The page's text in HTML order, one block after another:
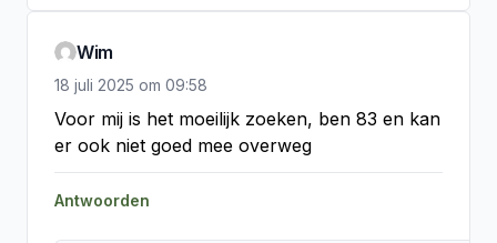
Wim
18 juli 2025 om 09:58
Voor mij is het moeilijk zoeken, ben 83 en kan
er ook niet goed mee overweg
Antwoorden